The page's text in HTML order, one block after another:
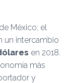
de México; el
un intercambio
en 2018.
más
y